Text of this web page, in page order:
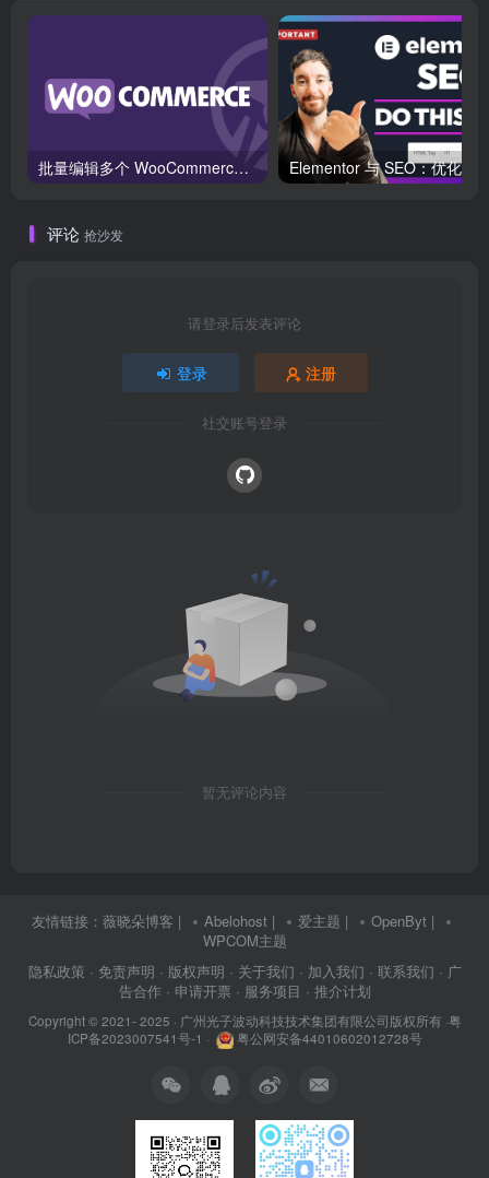
批量编辑多个 WooCommerce 产品变体价格的 2 个方法？
评论 抢沙发
请登录后发表评论
登录 注册
社交账号登录
暂无评论内容
友情链接： 薇晓朵博客 | Abelohost | 爱主题 | OpenByt |
WPCOM主题
隐私政策 · 免责声明 · 版权声明 · 关于我们 · 加入我们 · 联系我们 · 广
告合作 · 申请开票 · 服务项目 · 推介计划
Copyright © 2021- 2025 · 广州光子波动科技技术集团有限公司版权所有·粤
ICP备2023007541号-1 · 粤公网安备44010602012728号